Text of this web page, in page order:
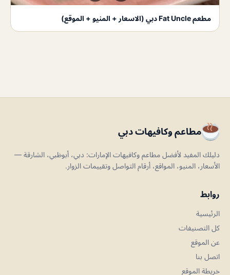
مطعم Fat Uncle دبي (الاسعار + المنيو + الموقع)
مطاعم وكافيهات دبي
دليلك المفيد لأفضل مطاعم وكافيهات الإمارات: دبي، أبوظبي، الشارقة —
الأسعار، المنيو، المواقع، أرقام التواصل وتقييمات الزوار.
روابط
الرئيسية
كل التصنيفات
عن الموقع
اتصل بنا
خريطة الموقع